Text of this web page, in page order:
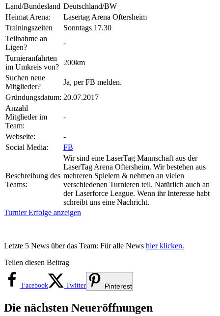
Land/Bundesland Deutschland/BW
Heimat Arena:
Lasertag Arena Oftersheim
Trainingszeiten
Sonntags 17.30
Teilnahme an
Ligen?
-
Turnieranfahrten
im Umkreis von?
200km
Suchen neue
Mitglieder?
Ja, per FB melden.
Gründungsdatum: 20.07.2017
Anzahl
Mitglieder im
Team:
-
Webseite:
-
Social Media:
FB
Beschreibung des
Teams:
Wir sind eine LaserTag Mannschaft aus der
LaserTag Arena Oftersheim. Wir bestehen aus
mehreren Spielern & nehmen an vielen
verschiedenen Turnieren teil. Natürlich auch an
der Laserforce League. Wenn ihr Interesse habt
schreibt uns eine Nachricht.
Turnier Erfolge anzeigen
Letzte 5 News über das Team: Für alle News hier klicken.
Teilen diesen Beitrag
Facebook Twitter Pinterest
Die nächsten Neueröffnungen